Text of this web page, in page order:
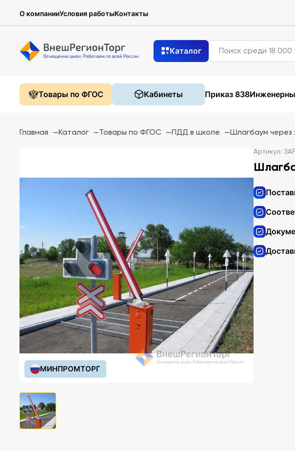
О компанииУсловия работыКонтакты
Каталог
Товары по ФГОС Кабинеты Приказ 838
Главная —Каталог —Товары по ФГОС —ПДД в школе —Шлагбаум
МИНПРОМТОРГ
Артикул: